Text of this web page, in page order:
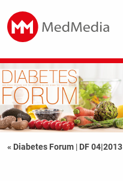
« Diabetes Forum | DF 04|2013